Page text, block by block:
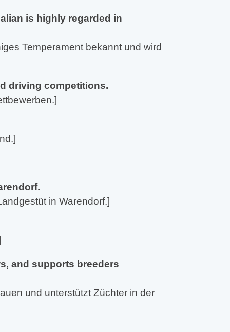
is highly regarded in
Temperament bekannt und wird
driving competitions.
in Warendorf.]
and supports breeders
und unterstützt Züchter in der